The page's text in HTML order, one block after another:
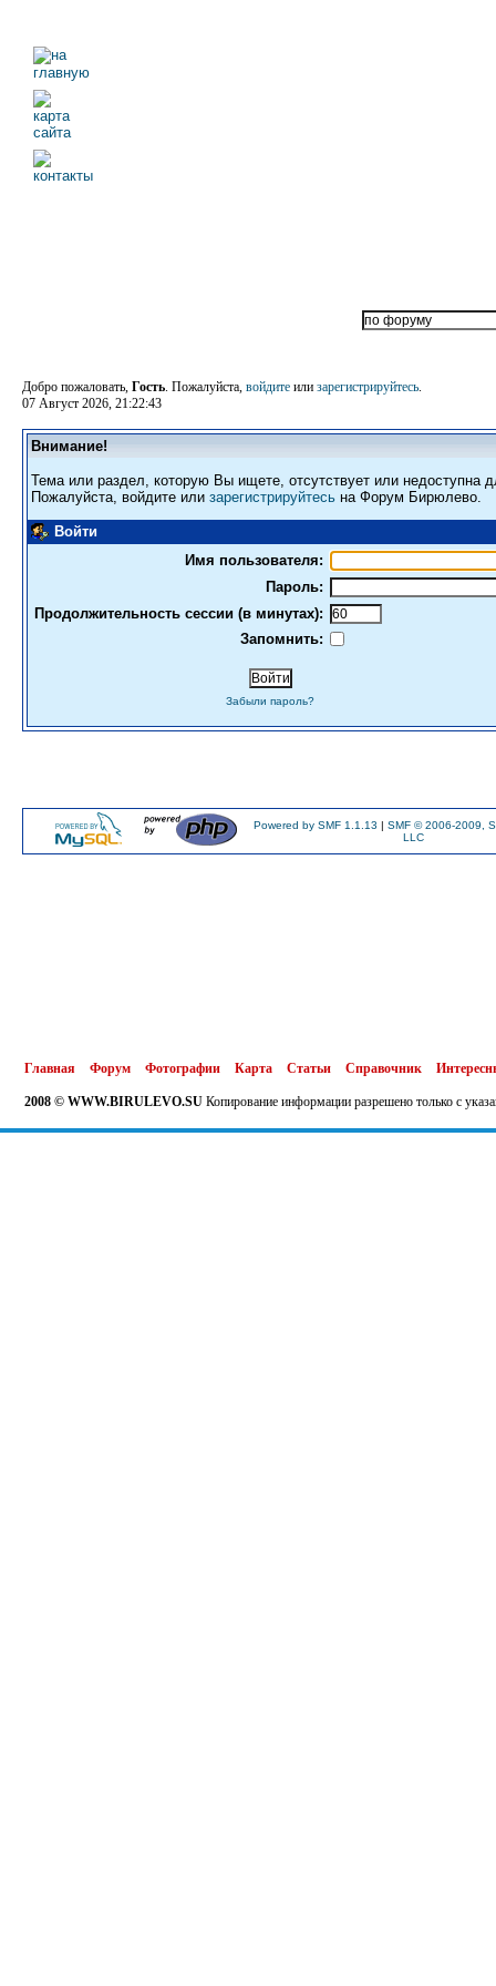
Добро пожаловать, Гость. Пожалуйста, войдите или зарегистрируйтесь.
07 Август 2026, 21:22:43
Внимание!
Тема или раздел, которую Вы ищете, отсутствует или недоступна
Пожалуйста, войдите или зарегистрируйтесь на Форум Бирюлево.
Войти
Имя пользователя:
Пароль:
Продолжительность сессии (в минутах):
Запомнить:
Забыли пароль?
Powered by SMF 1.1.13 | SMF © 2006-2009,
LLC
Главная Форум Фотографии Карта Статьи Справочник
2008 © WWW.BIRULEVO.SU Копирование информации разрешено только с